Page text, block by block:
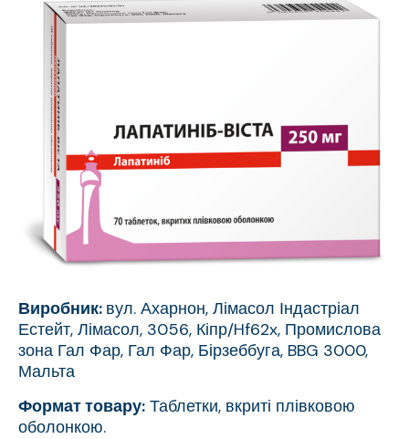
Виробник: вул. Ахарнон, Лімасол Індастріал
Естейт, Лімасол, 3056, Кіпр/Hf62x, Промислова
зона Гал Фар, Гал Фар, Бірзеббуга, BBG 3000,
Мальта
Формат товару: Таблетки, вкриті плівковою
оболонкою.